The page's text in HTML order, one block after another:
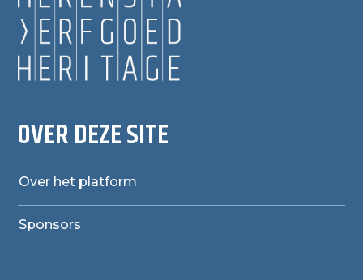
OVER DEZE SITE
Over het platform
Sponsors